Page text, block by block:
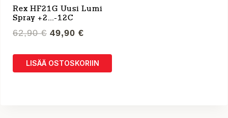
Rex HF21G Uusi Lumi
Spray +2…-12C
62,90€ Alkuperäinen
oli:
62,90 €.
49,90 €
on:
49,90 €.
LISÄÄ OSTOSKORIIN